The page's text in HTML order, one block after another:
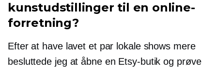
kunstudstillinger til en online-
forretning?
Efter at have lavet et par lokale shows mere
besluttede jeg at åbne en Etsy-butik og prøve